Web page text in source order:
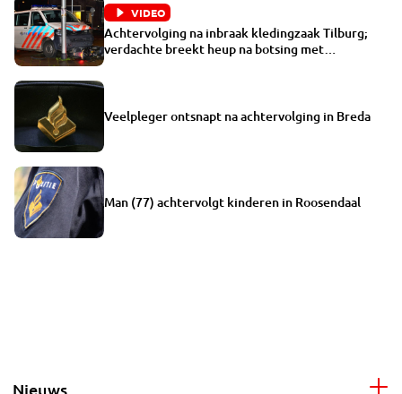
VIDEO
Achtervolging na inbraak kledingzaak Tilburg;
verdachte breekt heup na botsing met
Veelpleger ontsnapt na achtervolging in Breda
Man (77) achtervolgt kinderen in Roosendaal
Nieuws